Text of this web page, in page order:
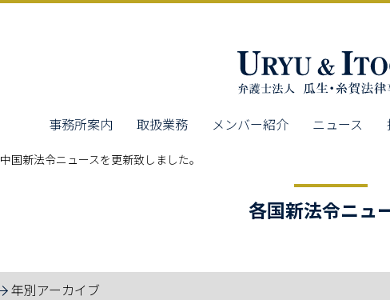
事務所案内 取扱業務 メンバー紹介 ニュース
中国新法令ニュースを更新致しました。
各国新法令ニュ
年別アーカイブ